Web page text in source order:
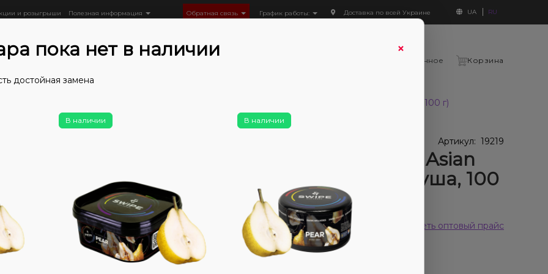
и розыгрыши Полезная информация Обратная связь График работы: Доставка по всей Украине UA RU
Избранное Корзина
Табак 5ive hard line Asian pear (Азиатская груша, 100 г)
Артикул: 19219
Табак 5ive hard line Asian
pear (Азиатская груша, 100
г)
0 отзывов Смотреть оптовый прайс
Цена: 280₴
×
пока нет в наличии
достойная замена
В наличии В наличии